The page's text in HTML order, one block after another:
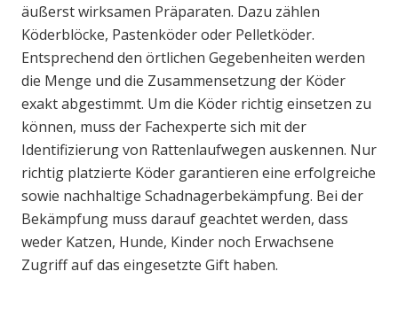
äußerst wirksamen Präparaten. Dazu zählen
Köderblöcke, Pastenköder oder Pelletköder.
Entsprechend den örtlichen Gegebenheiten werden
die Menge und die Zusammensetzung der Köder
exakt abgestimmt. Um die Köder richtig einsetzen zu
können, muss der Fachexperte sich mit der
Identifizierung von Rattenlaufwegen auskennen. Nur
richtig platzierte Köder garantieren eine erfolgreiche
sowie nachhaltige Schadnagerbekämpfung. Bei der
Bekämpfung muss darauf geachtet werden, dass
weder Katzen, Hunde, Kinder noch Erwachsene
Zugriff auf das eingesetzte Gift haben.